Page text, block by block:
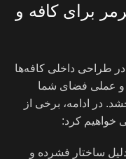
برای کافه و
طراحی داخلی کافه‌ها
و عملی فضای شما
در ادامه، برخی از
خواهیم کرد:
ساختار فشرده و